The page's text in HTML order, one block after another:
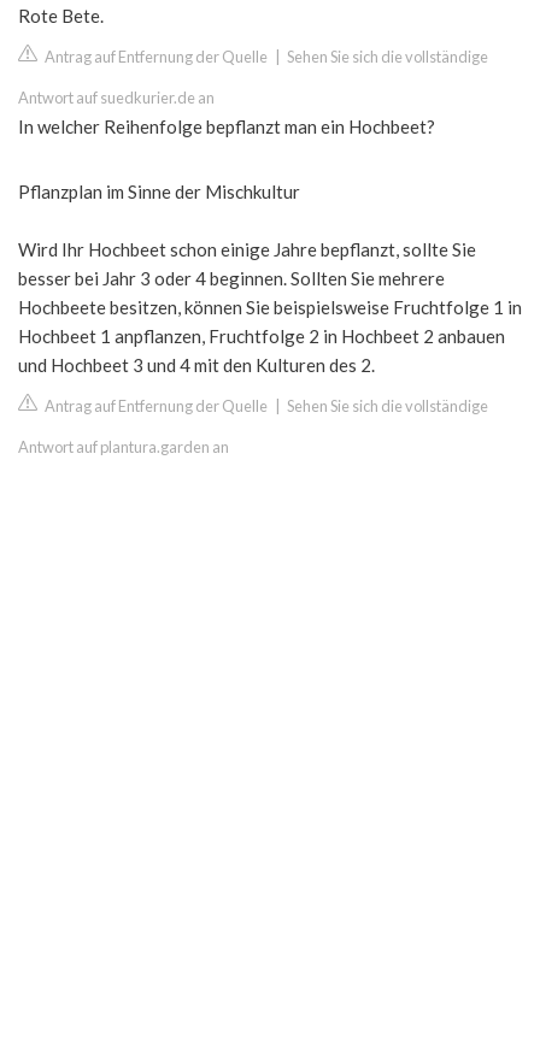
Rote Bete.
Antrag auf Entfernung der Quelle Sehen Sie sich die vollständige
Antwort auf suedkurier.de an
In welcher Reihenfolge bepflanzt man ein Hochbeet?
Pflanzplan im Sinne der Mischkultur
Wird Ihr Hochbeet schon einige Jahre bepflanzt, sollte Sie
besser bei Jahr 3 oder 4 beginnen. Sollten Sie mehrere
Hochbeete besitzen, können Sie beispielsweise Fruchtfolge 1 in
Hochbeet 1 anpflanzen, Fruchtfolge 2 in Hochbeet 2 anbauen
und Hochbeet 3 und 4 mit den Kulturen des 2.
Antrag auf Entfernung der Quelle Sehen Sie sich die vollständige
Antwort auf plantura.garden an